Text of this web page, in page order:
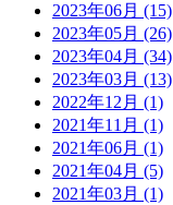
2023年06月 (15)
2023年05月 (26)
2023年04月 (34)
2023年03月 (13)
2022年12月 (1)
2021年11月 (1)
2021年06月 (1)
2021年04月 (5)
2021年03月 (1)